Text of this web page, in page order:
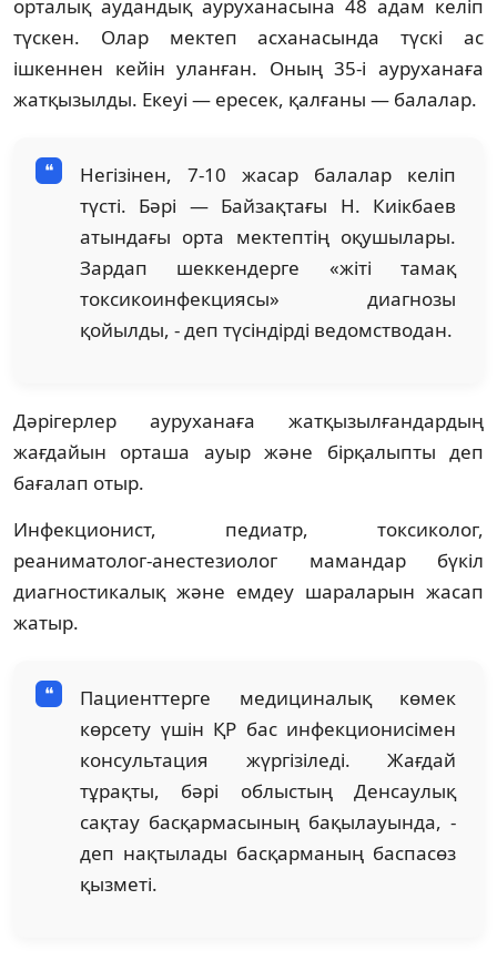
орталық аудандық ауруханасына 48 адам келіп
түскен. Олар мектеп асханасында түскі ас
ішкеннен кейін уланған. Оның 35-і ауруханаға
жатқызылды. Екеуі — ересек, қалғаны — балалар.
Негізінен, 7-10 жасар балалар келіп
түсті. Бәрі — Байзақтағы Н. Киікбаев
атындағы орта мектептің оқушылары.
Зардап шеккендерге «жіті тамақ
токсикоинфекциясы» диагнозы
қойылды, - деп түсіндірді ведомстводан.
Дәрігерлер ауруханаға жатқызылғандардың
жағдайын орташа ауыр және бірқалыпты деп
бағалап отыр.
Инфекционист, педиатр, токсиколог,
реаниматолог-анестезиолог мамандар бүкіл
диагностикалық және емдеу шараларын жасап
жатыр.
Пациенттерге медициналық көмек
көрсету үшін ҚР бас инфекционисімен
консультация жүргізіледі. Жағдай
тұрақты, бәрі облыстың Денсаулық
сақтау басқармасының бақылауында, -
деп нақтылады басқарманың баспасөз
қызметі.